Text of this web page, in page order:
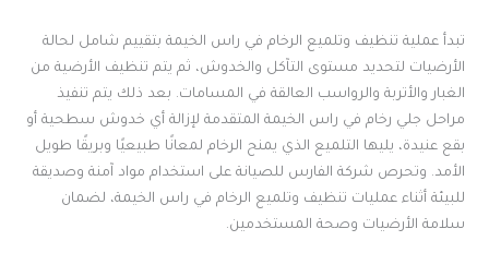
تبدأ عملية تنظيف وتلميع الرخام في راس الخيمة بتقييم شامل لحالة
الأرضيات لتحديد مستوى التآكل والخدوش، ثم يتم تنظيف الأرضية من
الغبار والأتربة والرواسب العالقة في المسامات. بعد ذلك يتم تنفيذ
مراحل جلي رخام في راس الخيمة المتقدمة لإزالة أي خدوش سطحية أو
بقع عنيدة، يليها التلميع الذي يمنح الرخام لمعانًا طبيعيًا وبريقًا طويل
الأمد. وتحرص شركة الفارس للصيانة على استخدام مواد آمنة وصديقة
للبيئة أثناء عمليات تنظيف وتلميع الرخام في راس الخيمة، لضمان
سلامة الأرضيات وصحة المستخدمين.